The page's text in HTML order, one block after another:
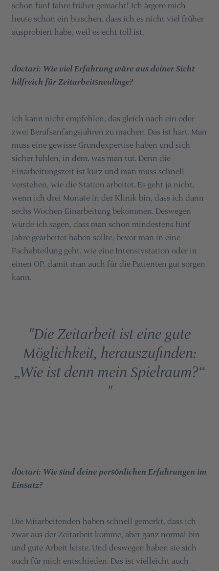
schon fünf Jahre früher gemacht! Ich ärgere mich
heute schon ein bisschen, dass ich es nicht viel früher
ausprobiert habe, weil es echt toll ist.
doctari: Wie viel Erfahrung wäre aus deiner Sicht
hilfreich für Zeitarbeitsneulinge?
Ich kann nicht empfehlen, das gleich nach ein oder
zwei Berufsanfangsjahren zu machen. Das ist hart. Man
muss eine gewisse Grundexpertise haben und sich
sicher fühlen, in dem, was man tut. Denn die
Einarbeitungszeit ist kurz und man muss schnell
verstehen, wie die Station arbeitet. Es geht ja nicht,
wenn ich drei Monate in der Klinik bin, dass ich dann
sechs Wochen Einarbeitung bekommen. Deswegen
würde ich sagen, dass man schon mindestens fünf
Jahre gearbeitet haben sollte, bevor man in eine
Fachabteilung geht, wie eine Intensivstation oder in
einen OP, damit man auch für die Patienten gut sorgen
kann.
"Die Zeitarbeit ist eine gute
Möglichkeit, herauszufinden:
„Wie ist denn mein Spielraum?“
"
doctari: Wie sind deine persönlichen Erfahrungen im
Einsatz?
Die Mitarbeitenden haben schnell gemerkt, dass ich
zwar aus der Zeitarbeit komme, aber ganz normal bin
und gute Arbeit leiste. Und deswegen haben sie sich
auch für mich entschieden. Das ist vielleicht auch